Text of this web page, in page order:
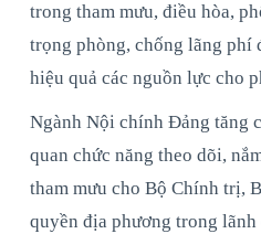
trong tham mưu, điều hòa,
trọng phòng, chống lãng phí
hiệu quả các nguồn lực cho
Ngành Nội chính Đảng tăng
quan chức năng theo dõi,
tham mưu cho Bộ Chính trị,
quyền địa phương trong